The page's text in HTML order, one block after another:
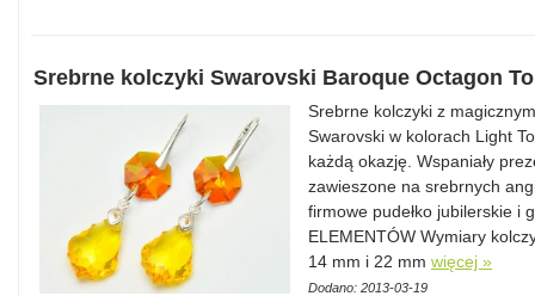
Srebrne kolczyki Swarovski Baroque Octagon
Srebrne kolczyki z
Swarovski w kolorach Light
każdą okazję. Wspaniały
zawieszone na srebrnych
firmowe pudełko jubilerskie i
ELEMENTÓW Wymiary
14 mm i 22 mm więcej »
Dodano: 2013-03-19